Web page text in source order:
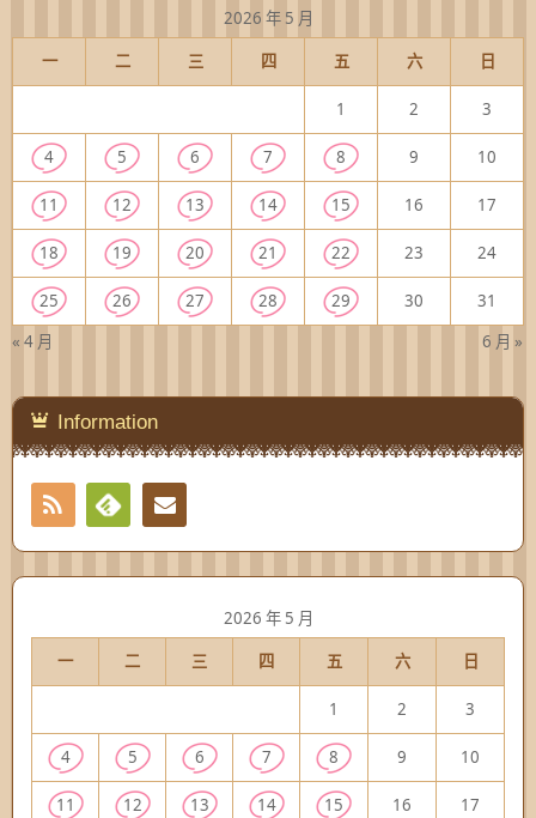
2026 年 5 月
一
二 三 四 五 六 日
« 4 月 6 月 »
1 2 3
4 5 6 7 8 9 10
11 12 13 14 15 16 17
18 19 20 21 22 23 24
25 26 27 28 29 30 31
Information
RSS
Feedly
2026 年 5 月
一
二 三 四 五 六 日
1 2 3
4 5 6 7 8 9 10
11 12 13 14 15 16 17